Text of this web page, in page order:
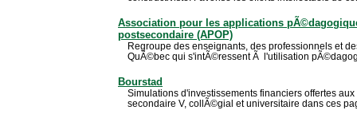
Association pour les applications
postsecondaire (APOP)
Regroupe des enseignants, des professionnels et
QuÃ©bec qui s'intÃ©ressent Ã l'utilisation
Bourstad
Simulations d'investissements financiers offertes
secondaire V, collÃ©gial et universitaire dans ces